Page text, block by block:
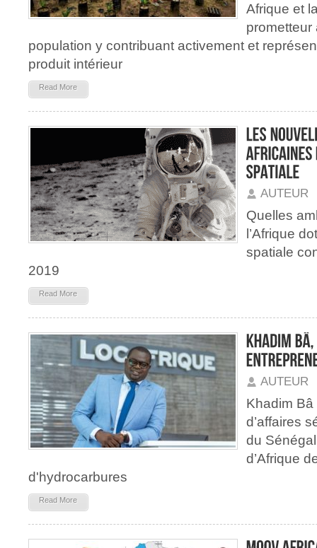
Afrique et
prometteur
population y contribuant activement et
produit intérieur
Read More
AUTEUR
Quelles
l’Afrique
spatiale
2019
Read More
AUTEUR
Khadim
d’affaires
du
d’Afrique
d'hydrocarbures
Read More